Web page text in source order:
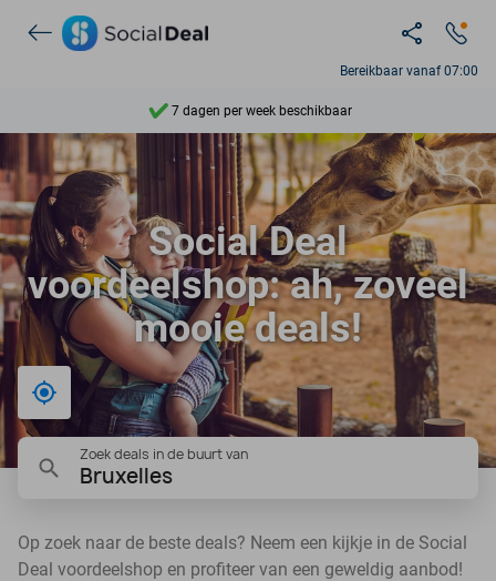
Bereikbaar vanaf 07:00
7 dagen per week beschikbaar
10+ miljoen leden
9,4
Ontdek 15.000+ deals
Social Deal
voordeelshop: ah, zoveel
mooie deals!
Bij mij in de buurt
Zoek deals in de buurt van
Bruxelles
Op zoek naar de beste deals? Neem een kijkje in de Social
Deal voordeelshop en profiteer van een geweldig aanbod!